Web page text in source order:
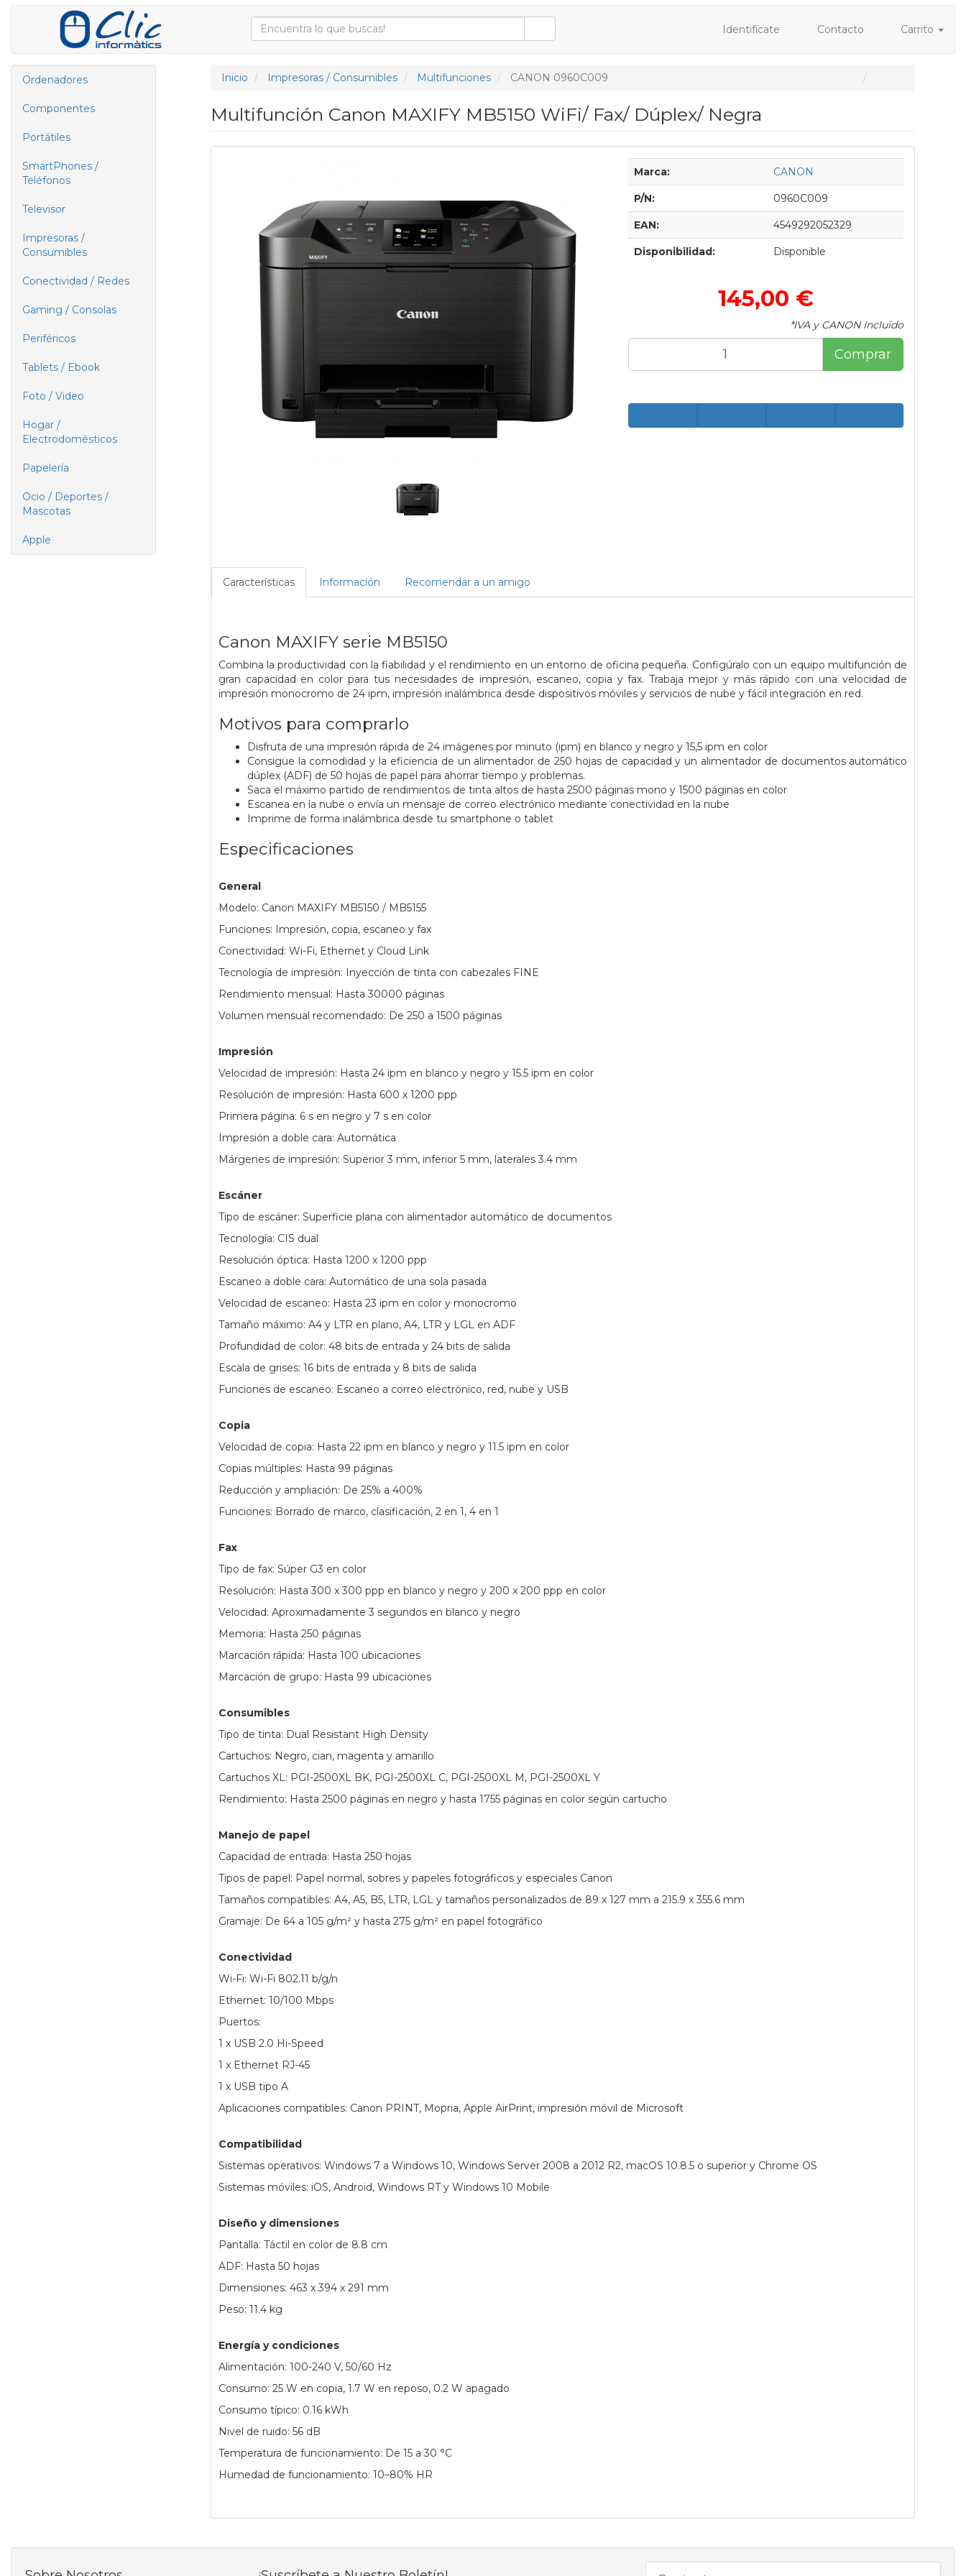
Identifícate Contacto Carrito
Ordenadores
Componentes
Portátiles
SmartPhones /
Teléfonos
Televisor
Impresoras /
Consumibles
Conectividad / Redes
Gaming / Consolas
Periféricos
Tablets / Ebook
Foto / Video
Hogar /
Electrodomésticos
Papelería
Ocio / Deportes /
Mascotas
Apple
Inicio Impresoras / Consumibles Multifunciones CANON 0960C009
Multifunción Canon MAXIFY MB5150 WiFi/ Fax/ Dúplex/ Negra
Marca: CANON
P/N: 0960C009
EAN: 4549292052329
Disponibilidad: Disponible
145,00 €
*IVA y CANON Incluido
Comprar
Características Información Recomendar a un amigo
Canon MAXIFY serie MB5150
Combina la productividad con la fiabilidad y el rendimiento en un entorno de oficina pequeña. Configúralo con un equipo multifunción de
gran capacidad en color para tus necesidades de impresión, escaneo, copia y fax. Trabaja mejor y más rápido con una velocidad de
impresión monocromo de 24 ipm, impresión inalámbrica desde dispositivos móviles y servicios de nube y fácil integración en red.
Motivos para comprarlo
Disfruta de una impresión rápida de 24 imágenes por minuto (ipm) en blanco y negro y 15,5 ipm en color
Consigue la comodidad y la eficiencia de un alimentador de 250 hojas de capacidad y un alimentador de documentos automático
dúplex (ADF) de 50 hojas de papel para ahorrar tiempo y problemas.
Saca el máximo partido de rendimientos de tinta altos de hasta 2500 páginas mono y 1500 páginas en color
Escanea en la nube o envía un mensaje de correo electrónico mediante conectividad en la nube
Imprime de forma inalámbrica desde tu smartphone o tablet
Especificaciones
General
Modelo: Canon MAXIFY MB5150 / MB5155
Funciones: Impresión, copia, escaneo y fax
Conectividad: Wi-Fi, Ethernet y Cloud Link
Tecnología de impresión: Inyección de tinta con cabezales FINE
Rendimiento mensual: Hasta 30000 páginas
Volumen mensual recomendado: De 250 a 1500 páginas
Impresión
Velocidad de impresión: Hasta 24 ipm en blanco y negro y 15.5 ipm en color
Resolución de impresión: Hasta 600 x 1200 ppp
Primera página: 6 s en negro y 7 s en color
Impresión a doble cara: Automática
Márgenes de impresión: Superior 3 mm, inferior 5 mm, laterales 3.4 mm
Escáner
Tipo de escáner: Superficie plana con alimentador automático de documentos
Tecnología: CIS dual
Resolución óptica: Hasta 1200 x 1200 ppp
Escaneo a doble cara: Automático de una sola pasada
Velocidad de escaneo: Hasta 23 ipm en color y monocromo
Tamaño máximo: A4 y LTR en plano, A4, LTR y LGL en ADF
Profundidad de color: 48 bits de entrada y 24 bits de salida
Escala de grises: 16 bits de entrada y 8 bits de salida
Funciones de escaneo: Escaneo a correo electrónico, red, nube y USB
Copia
Velocidad de copia: Hasta 22 ipm en blanco y negro y 11.5 ipm en color
Copias múltiples: Hasta 99 páginas
Reducción y ampliación: De 25% a 400%
Funciones: Borrado de marco, clasificación, 2 en 1, 4 en 1
Fax
Tipo de fax: Súper G3 en color
Resolución: Hasta 300 x 300 ppp en blanco y negro y 200 x 200 ppp en color
Velocidad: Aproximadamente 3 segundos en blanco y negro
Memoria: Hasta 250 páginas
Marcación rápida: Hasta 100 ubicaciones
Marcación de grupo: Hasta 99 ubicaciones
Consumibles
Tipo de tinta: Dual Resistant High Density
Cartuchos: Negro, cian, magenta y amarillo
Cartuchos XL: PGI-2500XL BK, PGI-2500XL C, PGI-2500XL M, PGI-2500XL Y
Rendimiento: Hasta 2500 páginas en negro y hasta 1755 páginas en color según cartucho
Manejo de papel
Capacidad de entrada: Hasta 250 hojas
Tipos de papel: Papel normal, sobres y papeles fotográficos y especiales Canon
Tamaños compatibles: A4, A5, B5, LTR, LGL y tamaños personalizados de 89 x 127 mm a 215.9 x 355.6 mm
Gramaje: De 64 a 105 g/m² y hasta 275 g/m² en papel fotográfico
Conectividad
Wi-Fi: Wi-Fi 802.11 b/g/n
Ethernet: 10/100 Mbps
Puertos:
1 x USB 2.0 Hi-Speed
1 x Ethernet RJ-45
1 x USB tipo A
Aplicaciones compatibles: Canon PRINT, Mopria, Apple AirPrint, impresión móvil de Microsoft
Compatibilidad
Sistemas operativos: Windows 7 a Windows 10, Windows Server 2008 a 2012 R2, macOS 10.8.5 o superior y Chrome OS
Sistemas móviles: iOS, Android, Windows RT y Windows 10 Mobile
Diseño y dimensiones
Pantalla: Táctil en color de 8.8 cm
ADF: Hasta 50 hojas
Dimensiones: 463 x 394 x 291 mm
Peso: 11.4 kg
Energía y condiciones
Alimentación: 100-240 V, 50/60 Hz
Consumo: 25 W en copia, 1.7 W en reposo, 0.2 W apagado
Consumo típico: 0.16 kWh
Nivel de ruido: 56 dB
Temperatura de funcionamiento: De 15 a 30 °C
Humedad de funcionamiento: 10–80% HR